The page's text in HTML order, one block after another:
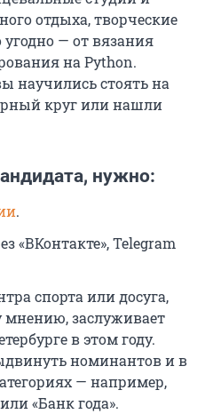
отдыха, творческие
— от вязания
на Python.
научились стоять на
круг или нашли
нужно:
.
«ВКонтакте», Telegram
спорта или досуга,
заслуживает
в этом году.
номинантов и в
— например,
«Банк года».